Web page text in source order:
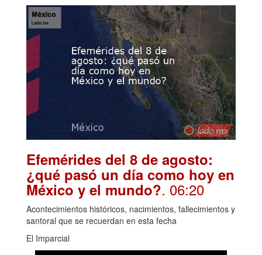
Efemérides del 8 de agosto:
¿qué pasó un día como hoy en
México y el mundo?. 06:20
Acontecimientos históricos, nacimientos, fallecimientos y
santoral que se recuerdan en esta fecha
El Imparcial